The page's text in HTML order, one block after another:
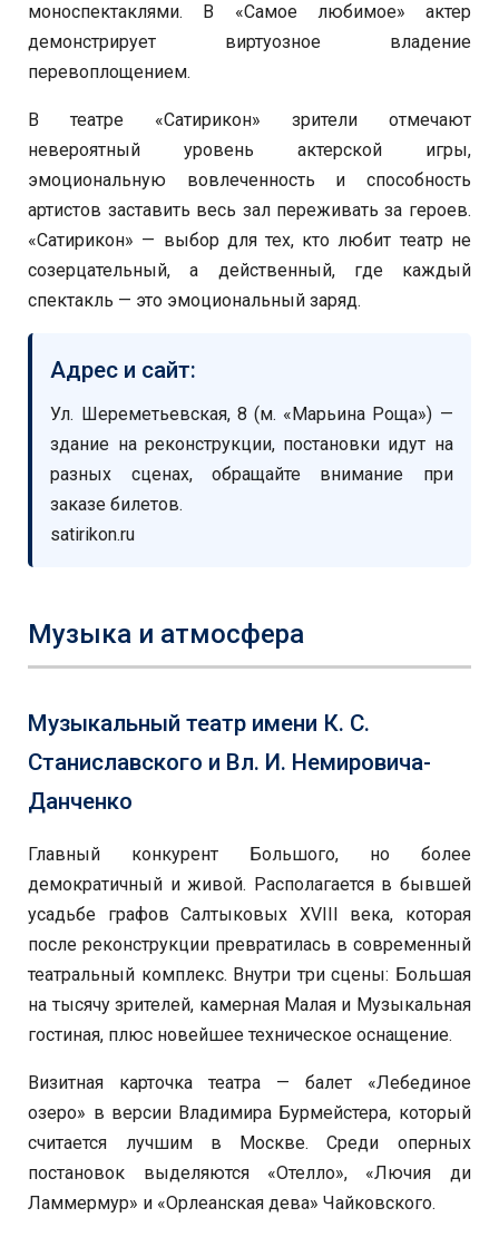
моноспектаклями. В «Самое любимое» актер
демонстрирует виртуозное владение
перевоплощением.
В театре «Сатирикон» зрители отмечают
невероятный уровень актерской игры,
эмоциональную вовлеченность и способность
артистов заставить весь зал переживать за героев.
«Сатирикон» — выбор для тех, кто любит театр не
созерцательный, а действенный, где каждый
спектакль — это эмоциональный заряд.
Адрес и сайт:
Ул. Шереметьевская, 8 (м. «Марьина Роща») —
здание на реконструкции, постановки идут на
разных сценах, обращайте внимание при
заказе билетов.
satirikon.ru
Музыка и атмосфера
Музыкальный театр имени К. С.
Станиславского и Вл. И. Немировича-
Данченко
Главный конкурент Большого, но более
демократичный и живой. Располагается в бывшей
усадьбе графов Салтыковых XVIII века, которая
после реконструкции превратилась в современный
театральный комплекс. Внутри три сцены: Большая
на тысячу зрителей, камерная Малая и Музыкальная
гостиная, плюс новейшее техническое оснащение.
Визитная карточка театра — балет «Лебединое
озеро» в версии Владимира Бурмейстера, который
считается лучшим в Москве. Среди оперных
постановок выделяются «Отелло», «Лючия ди
Ламмермур» и «Орлеанская дева» Чайковского.